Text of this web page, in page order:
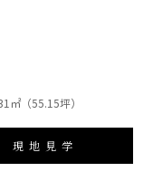
㎡（55.15坪）
現地見学